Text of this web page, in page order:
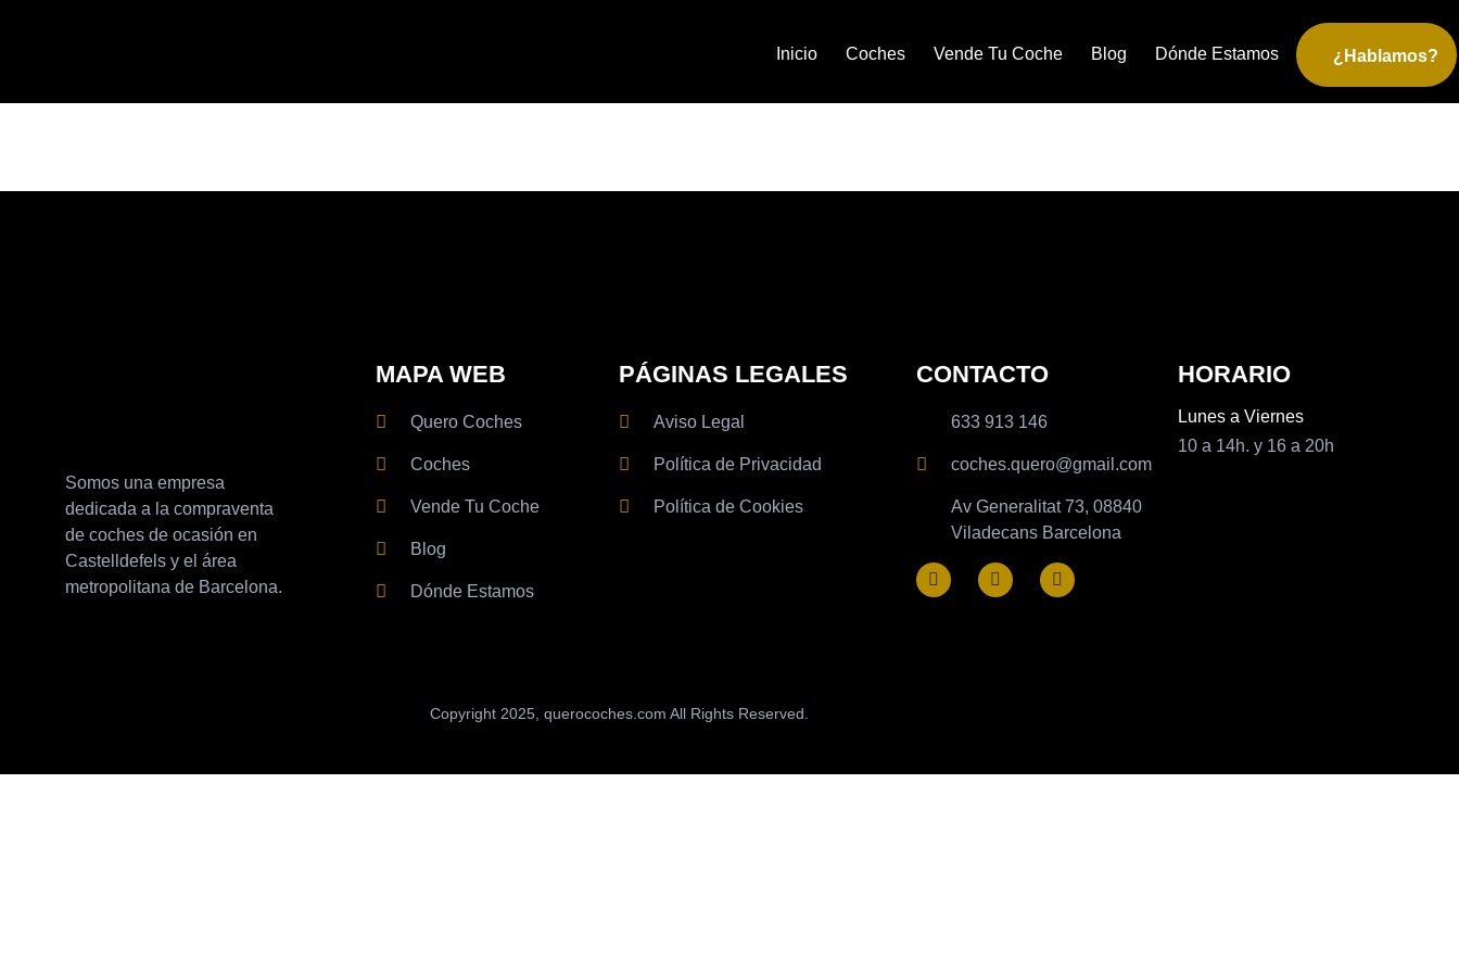
Inicio Coches Vende Tu Coche Blog Dónde Estamos ¿Hablamos?
Somos una empresa
dedicada a la compraventa
de coches de ocasión en
Castelldefels y el área
metropolitana de Barcelona.
MAPA WEB
Quero Coches
Coches
Vende Tu Coche
Blog
Dónde Estamos
PÁGINAS LEGALES
Aviso Legal
Política de Privacidad
Política de Cookies
CONTACTO
633 913 146
coches.quero@gmail.com
Av Generalitat 73, 08840
Viladecans Barcelona
HORARIO
Lunes a Viernes
10 a 14h. y 16 a 20h
Copyright 2025, querocoches.com All Rights Reserved.